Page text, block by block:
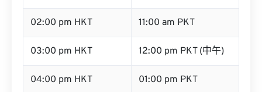
02:00 pm HKT 11:00 am PKT
03:00 pm HKT 12:00 pm PKT (中午)
04:00 pm HKT 01:00 pm PKT